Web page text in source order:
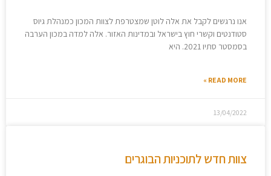
אנו נרגשים לקבל את אלה לוטן שמצטרפת לצוות המכון כמנהלת גיוס
סטודנטים וקשרי חוץ בישראל ובמדינות האזור. אלה למדה במכון הערבה
בסמסטר סתיו 2021. היא
READ MORE »
13/04/2022
צוות חדש לתוכניות הבוגרים